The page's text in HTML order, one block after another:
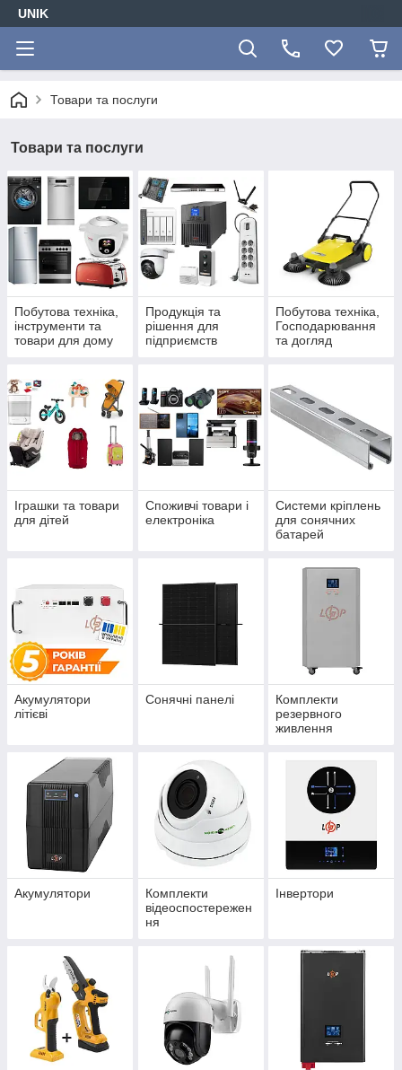
UNIK
Товари та послуги
Товари та послуги
Побутова техніка,
інструменти та
товари для дому
Продукція та
рішення для
підприємств
Побутова техніка,
Господарювання
та догляд
Іграшки та товари
для дітей
Споживчі товари і
електроніка
Системи кріплень
для сонячних
батарей
Акумулятори
літієві
Сонячні панелі
Комплекти
резервного
живлення
Акумулятори
Комплекти
відеоспостережен
ня
Інвертори